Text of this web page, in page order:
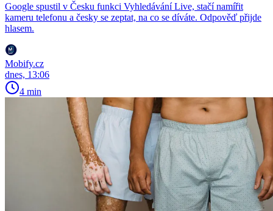
Google spustil v Česku funkci Vyhledávání Live, stačí namířit
kameru telefonu a česky se zeptat, na co se díváte. Odpověď přijde
hlasem.
Mobify.cz
dnes, 13:06
4 min